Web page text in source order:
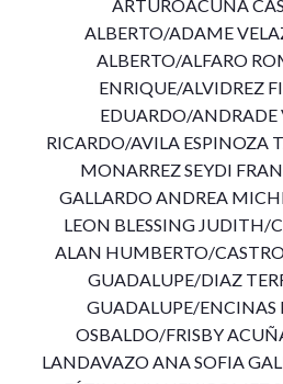
ARTUROACUÑA
ALBERTO/ADAME
ALBERTO/ALFARO
ENRIQUE/ALVIDREZ
EDUARDO/ANDRADE
RICARDO/AVILA ESPINOZA
MONARREZ SEYDI
GALLARDO ANDREA
LEON BLESSING JUDITH/
ALAN HUMBERTO/
GUADALUPE/DIAZ
GUADALUPE/ENCINAS
OSBALDO/FRISBY
LANDAVAZO ANA SOFIA